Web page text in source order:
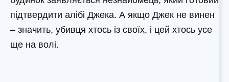
підтвердити алібі Джека. А якщо Джек не винен
– значить, убивця хтось із своїх, і цей хтось усе
ще на волі.